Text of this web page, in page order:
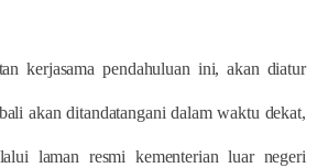
kerjasama pendahuluan ini, akan diatur
akan ditandatangani dalam waktu dekat,
laman resmi kementerian luar negeri